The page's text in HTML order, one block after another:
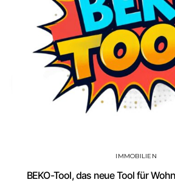
IMMOBILIEN
BEKO-Tool, das neue Tool für